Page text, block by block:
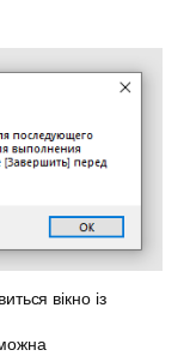
вікно із